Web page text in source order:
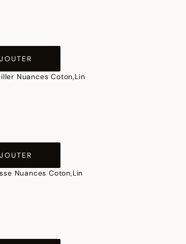
Nuances Coton,Lin
Nuances Coton,Lin